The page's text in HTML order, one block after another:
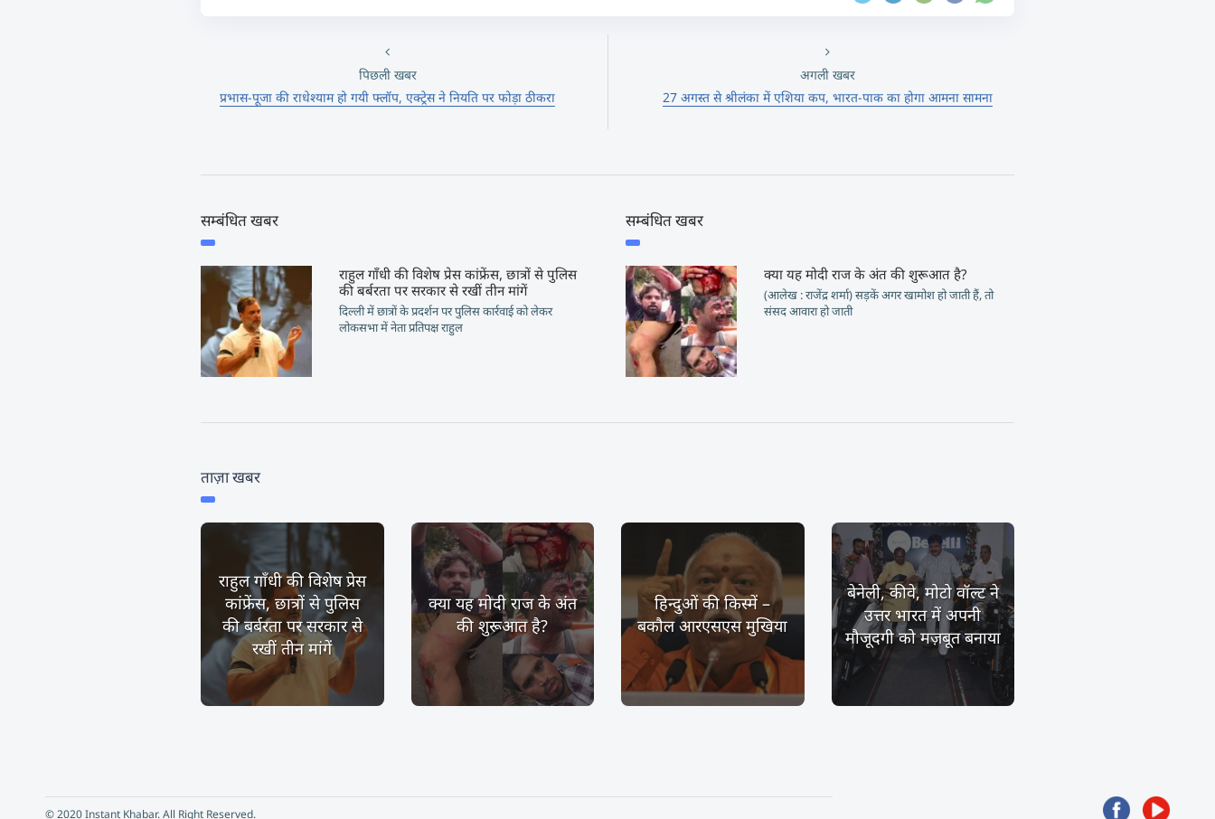
पिछली खबर
प्रभास-पूजा की राधेश्याम हो गयी फ्लॉप, एक्ट्रेस ने नियति पर फोड़ा ठीकरा
अगली खबर
27 अगस्त से श्रीलंका में एशिया कप, भारत-पाक का होगा आमना सामना
सम्बंधित खबर
राहुल गाँधी की विशेष प्रेस कांफ्रेंस, छात्रों से पुलिस
की बर्बरता पर सरकार से रखीं तीन मांगें
दिल्ली में छात्रों के प्रदर्शन पर पुलिस कार्रवाई को लेकर
लोकसभा में नेता प्रतिपक्ष राहुल
सम्बंधित खबर
क्या यह मोदी राज के अंत की शुरूआत है?
(आलेख : राजेंद्र शर्मा) सड़कें अगर खामोश हो जाती हैं, तो
संसद आवारा हो जाती
ताज़ा खबर
राहुल गाँधी की विशेष प्रेस
कांफ्रेंस, छात्रों से पुलिस
की बर्बरता पर सरकार से
रखीं तीन मांगें
क्या यह मोदी राज के अंत
की शुरूआत है?
हिन्दुओं की किस्में –
बकौल आरएसएस मुखिया
बेनेली, कीवे, मोटो वॉल्ट ने
उत्तर भारत में अपनी
मौजूदगी को मज़बूत बनाया
© 2020 Instant Khabar. All Right Reserved.